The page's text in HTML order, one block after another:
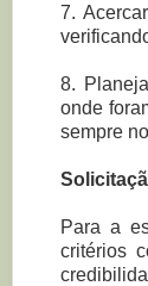
7.
8.
onde
sempre
Para a
critérios